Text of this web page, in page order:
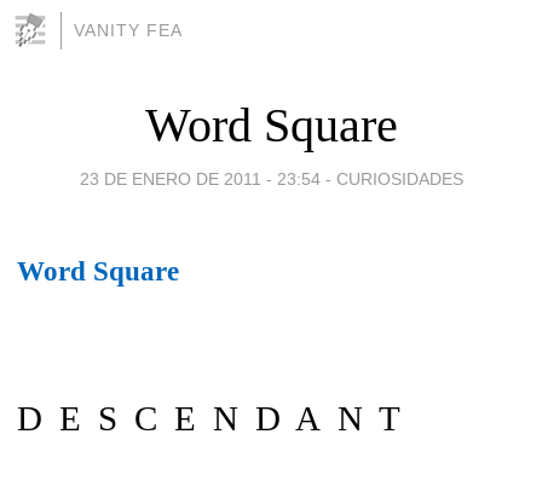
VANITY FEA
Word Square
23 DE ENERO DE 2011 - 23:54 - CURIOSIDADES
Word Square
D E S C E N D A N T